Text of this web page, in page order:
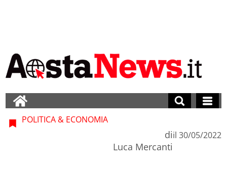
POLITICA & ECONOMIA
di
Luca Mercanti
il 30/05/2022